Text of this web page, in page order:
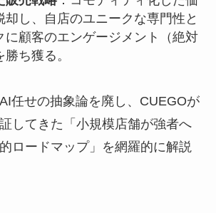
却し、自店のユニークな専門性と
に顧客のエンゲージメント（絶対
ち獲る。
任せの抽象論を廃し、CUEGOが
してきた「小規模店舗が強者へ
ロードマップ」を網羅的に解説